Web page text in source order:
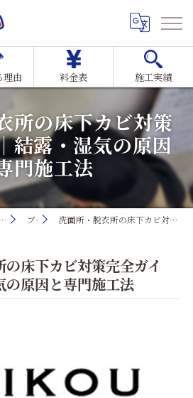
理由 料金表 施工実績
所の床下カビ対策
結露・湿気の原因
門施工法
ビ取リフォーム ブログ 洗面所・脱衣所の床下カビ対策完全ガイド｜結露・湿気の原因と専門施工法
床下カビ対策完全ガイ
の原因と専門施工法